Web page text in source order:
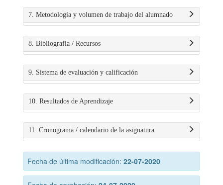
7. Metodología y volumen de trabajo del alumnado
8. Bibliografía / Recursos
9. Sistema de evaluación y calificación
10. Resultados de Aprendizaje
11. Cronograma / calendario de la asignatura
Fecha de última modificación: 22-07-2020